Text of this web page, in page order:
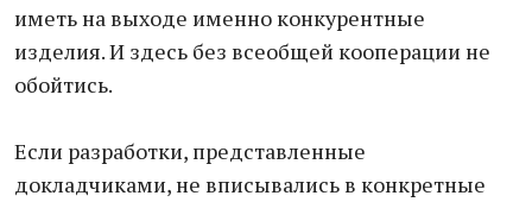
иметь на выходе именно конкурентные
изделия. И здесь без всеобщей кооперации не
обойтись.
Если разработки, представленные
докладчиками, не вписывались в конкретные